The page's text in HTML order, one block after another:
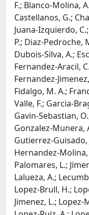
F.; Blanco-Molina,
Castellanos, G.;
Juana-Izquierdo,
P.; Diaz-Pedroche,
Dubois-Silva, A.;
Fernandez-Aracil,
Fernandez-
Fidalgo, M. A.;
Valle, F.; Garcia-
Gavin-Sebastian,
Gonzalez-Munera,
Gutierrez-Guisado,
Hernandez-Molina,
Palomares, L.;
Lalueza, A.;
Lopez-Brull, H.;
Jimenez, L.; Lopez-